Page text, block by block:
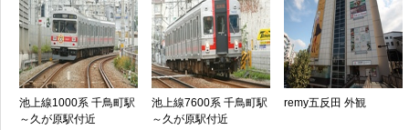
池上線1000系 千鳥町駅
～久が原駅付近
池上線7600系 千鳥町駅
～久が原駅付近
remy五反田 外観